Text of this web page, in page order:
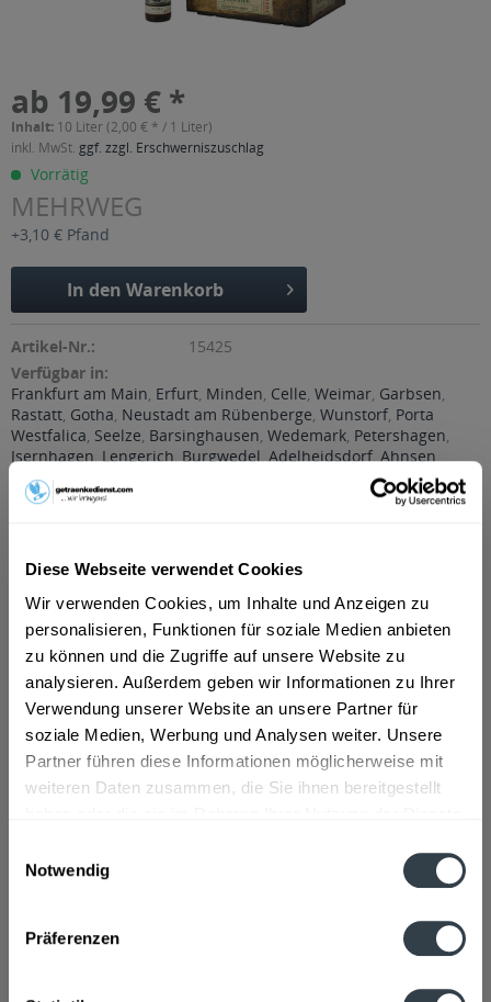
Diese Webseite verwendet Cookies
Wir verwenden Cookies, um Inhalte und Anzeigen zu
personalisieren, Funktionen für soziale Medien anbieten
zu können und die Zugriffe auf unsere Website zu
analysieren. Außerdem geben wir Informationen zu Ihrer
Verwendung unserer Website an unsere Partner für
soziale Medien, Werbung und Analysen weiter. Unsere
Partner führen diese Informationen möglicherweise mit
weiteren Daten zusammen, die Sie ihnen bereitgestellt
Notwendig
Präferenzen
ab 19,99 € *
Inhalt: 10 Liter (2,00 € * / 1 Liter)
inkl. MwSt. ggf. zzgl. Erschwerniszuschlag
Vorrätig
MEHRWEG
+3,10 € Pfand
In den Warenkorb
Artikel-Nr.:
15425
Verfügbar in:
Frankfurt am Main, Erfurt, Minden, Celle, Weimar, Garbsen,
Rastatt, Gotha, Neustadt am Rübenberge, Wunstorf, Porta
Westfalica, Seelze, Barsinghausen, Wedemark, Petershagen,
Isernhagen,Lengerich,Burgwedel,Adelheidsdorf,Ahnsen
Beschreibung
"Störtebeker Bio Frei-Bier alkoholfrei 20 x
0,5l"
DE-ÖKO-001 zertifiziert
Material:
Glas - Mehrweg
Flaschengröße:
0,5 l
BIO:
BIO
Zutaten und Allergene
Brauwasser, GERSTENMALZ, Hopfen, Gärungskohlensäure, Hefe
Brauwasser, GERSTENMALZ, Hopfen, Gärungskohlensäure,
Anmerkung: Sofern Allergene vorhanden sind, sind diese